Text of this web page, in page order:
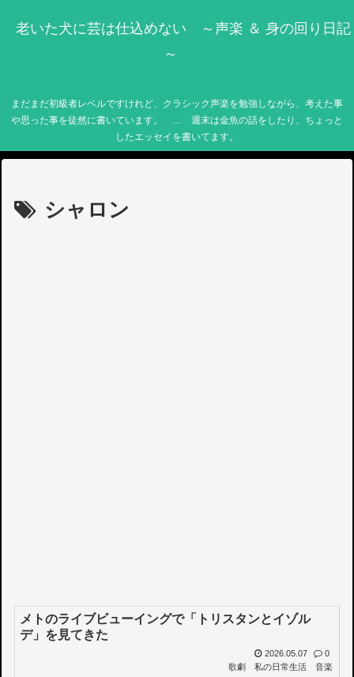
老いた犬に芸は仕込めない ～声楽 ＆ 身の回り日記
～
まだまだ初級者レベルですけれど、クラシック声楽を勉強しながら、考えた事
や思った事を徒然に書いています。 … 週末は金魚の話をしたり、ちょっと
したエッセイを書いてます。
シャロン
メトのライブビューイングで「トリスタンとイゾル
デ」を見てきた
2026.05.07
0
歌劇
私の日常生活 音楽